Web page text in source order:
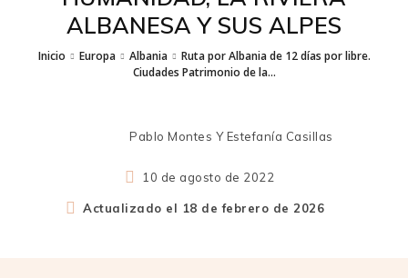
ALBANESA Y SUS ALPES
Inicio Europa Albania
Ruta por Albania de 12 días por libre.
Ciudades Patrimonio de la...
Pablo Montes Y Estefanía Casillas
10 de agosto de 2022
Actualizado el 18 de febrero de 2026